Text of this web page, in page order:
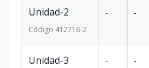
Unidad-2
Código 412716-2
- -
Unidad-3 - -